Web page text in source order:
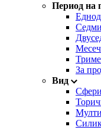
Период на
За
Вид